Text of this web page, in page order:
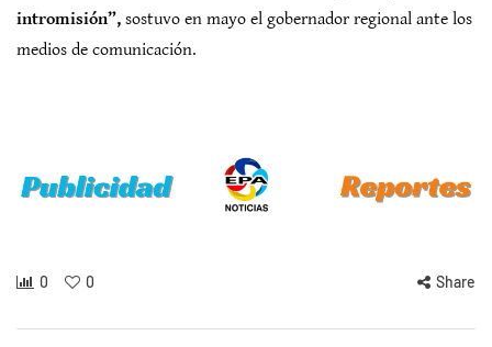
intromisión”, sostuvo en mayo el gobernador regional ante los
medios de comunicación.
0 0 Share